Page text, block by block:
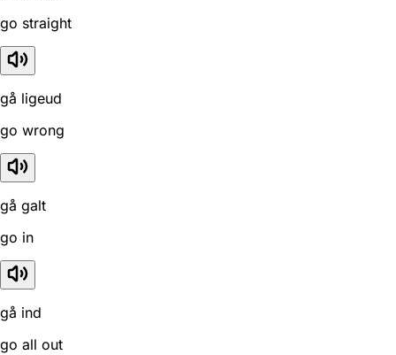
go straight
gå ligeud
go wrong
gå galt
go in
gå ind
go all out